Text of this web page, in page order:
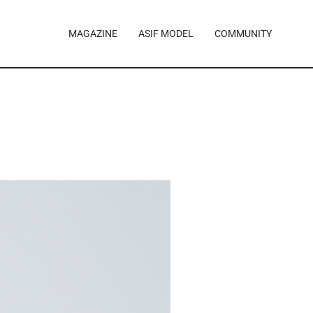
MAGAZINE ASIF MODEL COMMUNITY